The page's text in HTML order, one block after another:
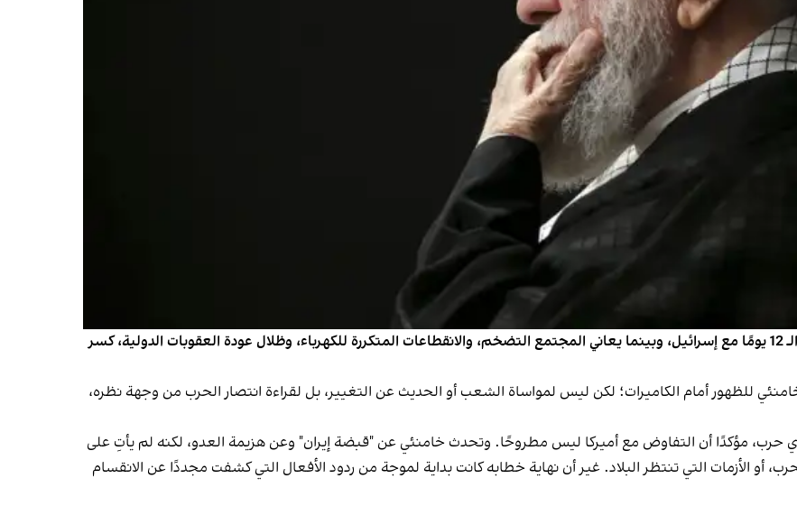
في الوقت الذي لم تتعافَ فيه إيران بعد من تداعيات حرب الـ 12 يومًا مع إسرائيل، وبينما يعاني المجتمع التضخم، والانقطاعات المتكررة للكهرباء، وظلال عودة العقوبات الدولية، كسر
للظهور أمام الكاميرات؛ لكن ليس لمواساة الشعب أو الحديث عن التغيير، بل لقراءة انتصار الحرب من وجهة نظره،
حرب، مؤكدًا أن التفاوض مع أميركا ليس مطروحًا. وتحدث خامنئي عن "قبضة إيران" وعن هزيمة العدو، لكنه لم يأتِ على
أو الأزمات التي تنتظر البلاد. غير أن نهاية خطابه كانت بداية لموجة من ردود الأفعال التي كشفت مجددًا عن الانقسام